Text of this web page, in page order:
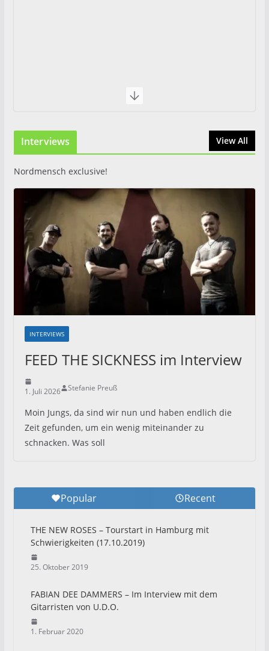
Interviews View All
Nordmensch exclusive!
INTERVIEWS
FEED THE SICKNESS im Interview
1. Juli 2026 Stefanie Preuß
Moin Jungs, da sind wir nun und haben endlich die
Zeit gefunden, um ein wenig miteinander zu
schnacken. Was soll
Popular Recent
THE NEW ROSES – Tourstart in Hamburg mit
Schwierigkeiten (17.10.2019)
25. Oktober 2019
FABIAN DEE DAMMERS – Im Interview mit dem
Gitarristen von U.D.O.
1. Februar 2020